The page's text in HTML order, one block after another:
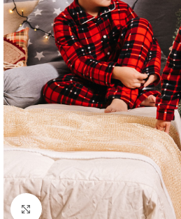
Fă clic pentru a mări